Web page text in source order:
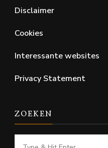
Disclaimer
Cookies
Interessante websites
Privacy Statement
ZOEKEN
Looking